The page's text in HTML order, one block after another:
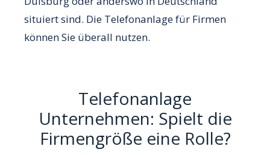
situiert sind. Die Telefonanlage für Firmen
können Sie überall nutzen.
Telefonanlage
Unternehmen: Spielt die
Firmengröße eine Rolle?